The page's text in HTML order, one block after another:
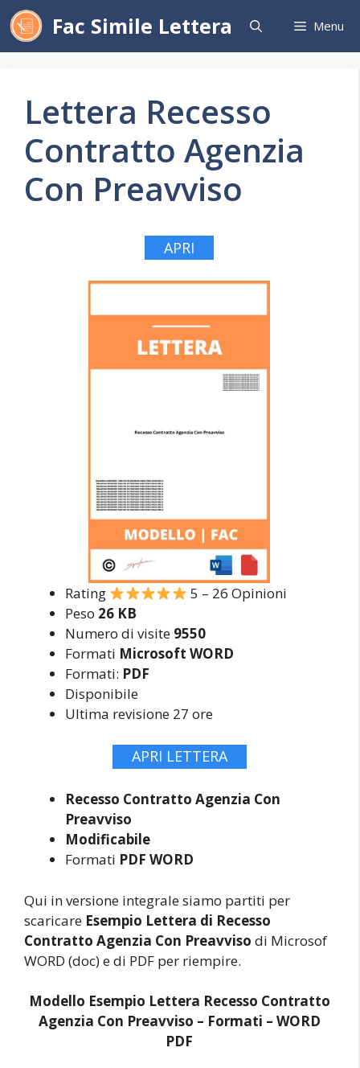
Vai
al
contenuto
Fac Simile Lettera Menu
Lettera Recesso
Contratto Agenzia
Con Preavviso
APRI
Rating
5 – 26 Opinioni
Peso 26 KB
Numero di visite 9550
Formati Microsoft WORD
Formati: PDF
Disponibile
Ultima revisione 27 ore
APRI LETTERA
Recesso Contratto Agenzia Con
Preavviso
Modificabile
Formati PDF WORD
Qui in versione integrale siamo partiti per
scaricare Esempio Lettera di Recesso
Contratto Agenzia Con Preavviso di Microsof
WORD (doc) e di PDF per riempire.
Modello Esempio Lettera Recesso Contratto
Agenzia Con Preavviso – Formati – WORD
PDF